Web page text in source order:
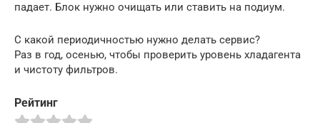
падает. Блок нужно очищать или ставить на подиум.
С какой периодичностью нужно делать сервис?
Раз в год, осенью, чтобы проверить уровень хладагента
и чистоту фильтров.
Рейтинг